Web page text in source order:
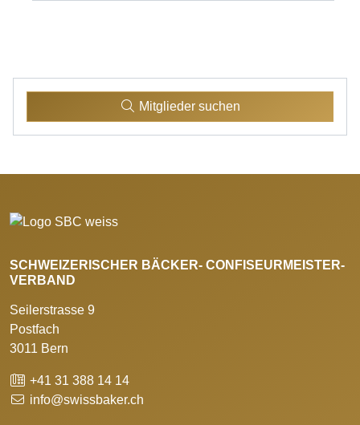
Mitglieder suchen
SCHWEIZERISCHER BÄCKER- CONFISEURMEISTER-
VERBAND
Seilerstrasse 9
Postfach
3011 Bern
+41 31 388 14 14
info@swissbaker.ch